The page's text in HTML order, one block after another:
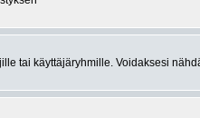
tai käyttäjäryhmille. Voidaksesi